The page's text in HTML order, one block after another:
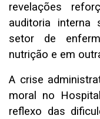
revelações
auditoria interna
setor de
nutrição e em
A crise
moral no
reflexo das